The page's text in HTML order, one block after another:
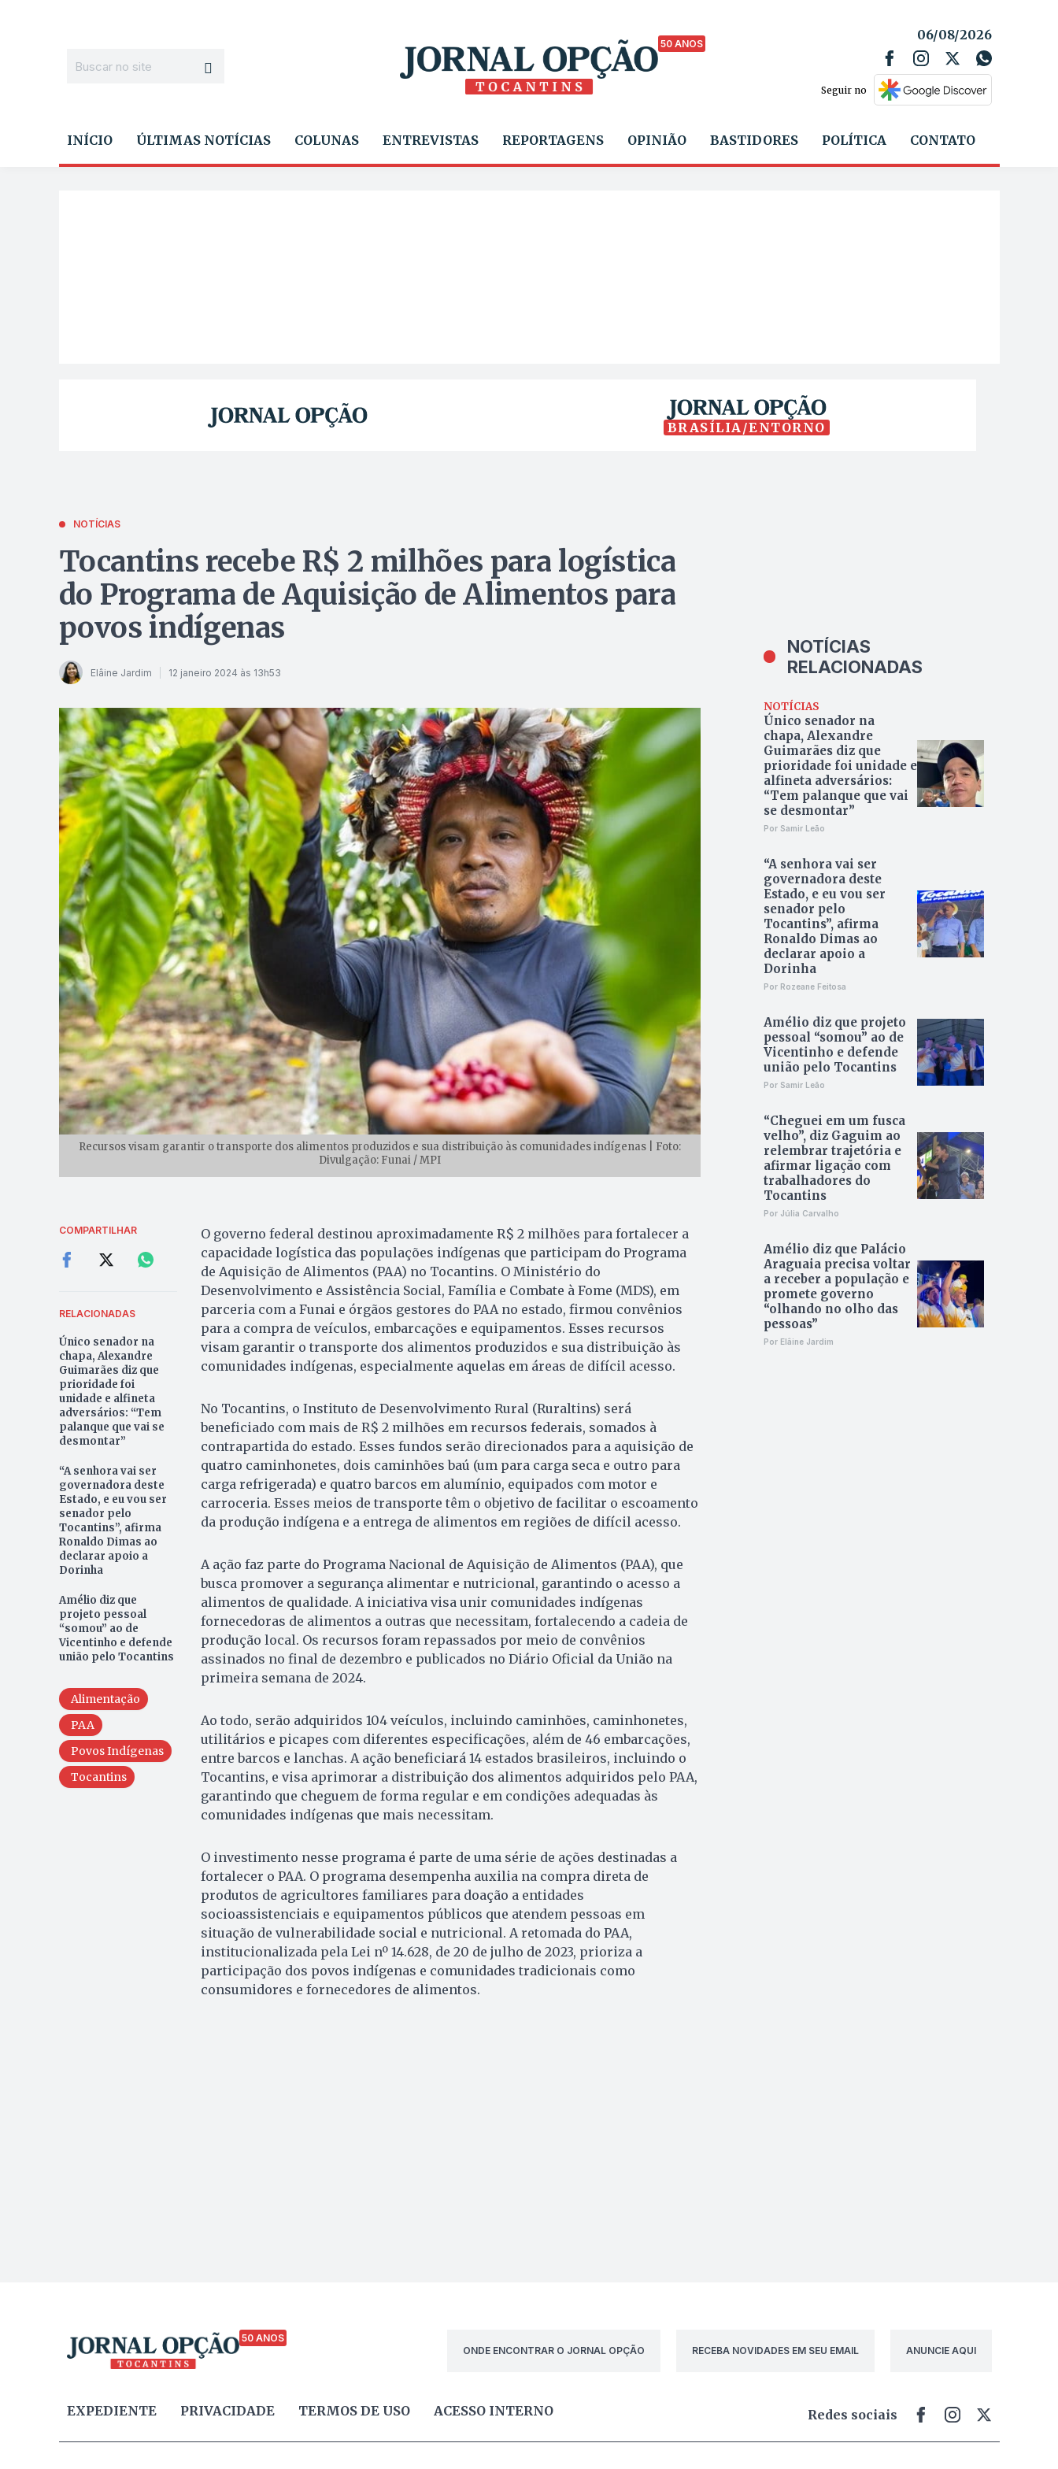
50 ANOS
06/08/2026
Seguir no
INÍCIO ÚLTIMAS NOTÍCIAS COLUNAS ENTREVISTAS REPORTAGENS OPINIÃO BASTIDORES POLÍTICA CONTATO
BRASÍLIA/ENTORNO
NOTÍCIAS
Tocantins recebe R$ 2 milhões para logística
do Programa de Aquisição de Alimentos para
povos indígenas
Elâine Jardim 12 janeiro 2024 às 13h53
Recursos visam garantir o transporte dos alimentos produzidos e sua distribuição às comunidades indígenas | Foto:
Divulgação: Funai / MPI
COMPARTILHAR
RELACIONADAS
Único senador na
chapa, Alexandre
Guimarães diz que
prioridade foi
unidade e alfineta
adversários: “Tem
palanque que vai se
desmontar”
“A senhora vai ser
governadora deste
Estado, e eu vou ser
senador pelo
Tocantins”, afirma
Ronaldo Dimas ao
declarar apoio a
Dorinha
Amélio diz que
projeto pessoal
“somou” ao de
Vicentinho e defende
união pelo Tocantins
Alimentação
PAA
Povos Indígenas
Tocantins
O governo federal destinou aproximadamente R$ 2 milhões para fortalecer a
capacidade logística das populações indígenas que participam do Programa
de Aquisição de Alimentos (PAA) no Tocantins. O Ministério do
Desenvolvimento e Assistência Social, Família e Combate à Fome (MDS), em
parceria com a Funai e órgãos gestores do PAA no estado, firmou convênios
para a compra de veículos, embarcações e equipamentos. Esses recursos
visam garantir o transporte dos alimentos produzidos e sua distribuição às
comunidades indígenas, especialmente aquelas em áreas de difícil acesso.
No Tocantins, o Instituto de Desenvolvimento Rural (Ruraltins) será
beneficiado com mais de R$ 2 milhões em recursos federais, somados à
contrapartida do estado. Esses fundos serão direcionados para a aquisição de
quatro caminhonetes, dois caminhões baú (um para carga seca e outro para
carga refrigerada) e quatro barcos em alumínio, equipados com motor e
carroceria. Esses meios de transporte têm o objetivo de facilitar o escoamento
da produção indígena e a entrega de alimentos em regiões de difícil acesso.
A ação faz parte do Programa Nacional de Aquisição de Alimentos (PAA), que
busca promover a segurança alimentar e nutricional, garantindo o acesso a
alimentos de qualidade. A iniciativa visa unir comunidades indígenas
fornecedoras de alimentos a outras que necessitam, fortalecendo a cadeia de
produção local. Os recursos foram repassados por meio de convênios
assinados no final de dezembro e publicados no Diário Oficial da União na
primeira semana de 2024.
Ao todo, serão adquiridos 104 veículos, incluindo caminhões, caminhonetes,
utilitários e picapes com diferentes especificações, além de 46 embarcações,
entre barcos e lanchas. A ação beneficiará 14 estados brasileiros, incluindo o
Tocantins, e visa aprimorar a distribuição dos alimentos adquiridos pelo PAA,
garantindo que cheguem de forma regular e em condições adequadas às
comunidades indígenas que mais necessitam.
O investimento nesse programa é parte de uma série de ações destinadas a
fortalecer o PAA. O programa desempenha auxilia na compra direta de
produtos de agricultores familiares para doação a entidades
socioassistenciais e equipamentos públicos que atendem pessoas em
situação de vulnerabilidade social e nutricional. A retomada do PAA,
institucionalizada pela Lei nº 14.628, de 20 de julho de 2023, prioriza a
participação dos povos indígenas e comunidades tradicionais como
consumidores e fornecedores de alimentos.
NOTÍCIAS
RELACIONADAS
NOTÍCIAS
Único senador na
chapa, Alexandre
Guimarães diz que
prioridade foi unidade e
alfineta adversários:
“Tem palanque que vai
se desmontar”
Por Samir Leão
“A senhora vai ser
governadora deste
Estado, e eu vou ser
senador pelo
Tocantins”, afirma
Ronaldo Dimas ao
declarar apoio a
Dorinha
Por Rozeane Feitosa
Amélio diz que projeto
pessoal “somou” ao de
Vicentinho e defende
união pelo Tocantins
Por Samir Leão
“Cheguei em um fusca
velho”, diz Gaguim ao
relembrar trajetória e
afirmar ligação com
trabalhadores do
Tocantins
Por Júlia Carvalho
Amélio diz que Palácio
Araguaia precisa voltar
a receber a população e
promete governo
“olhando no olho das
pessoas”
Por Elâine Jardim
50 ANOS
ONDE ENCONTRAR O JORNAL OPÇÃO
RECEBA NOVIDADES EM SEU EMAIL ANUNCIE AQUI
EXPEDIENTE PRIVACIDADE TERMOS DE USO ACESSO INTERNO Redes sociais